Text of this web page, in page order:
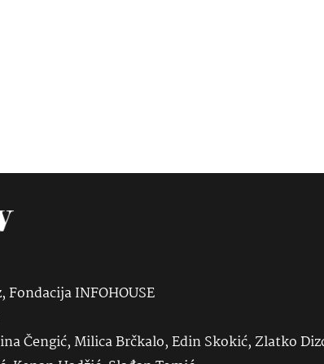
Fondacija INFOHOUSE
Čengić, Milica Brčkalo, Edin Skokić, Zlatko